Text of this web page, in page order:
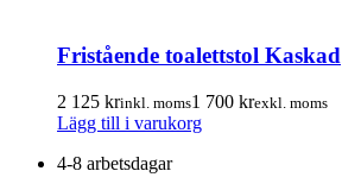
Fristående toalettstol Kaskad
2 125 krinkl. moms1 700 krexkl. moms
Lägg till i varukorg
4-8 arbetsdagar